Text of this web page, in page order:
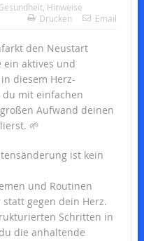
, Hinweise
Drucken
Email
den Neustart
ein aktives und
diesem Herz-
du mit einfachen
Aufwand deinen
🌱
ist kein
und Routinen
gegen dein Herz.
Schritten in
die anhaltende